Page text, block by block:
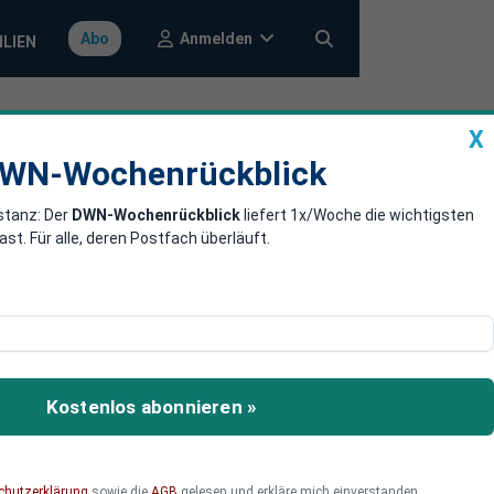
Abo Anmelden
Rote Meer
das US-Militär neue
X
Wochenrückblick
Der DWN-Wochenrückblick liefert 1x/Woche die wichtigsten
Für alle, deren Postfach überläuft.
Kostenlos abonnieren »